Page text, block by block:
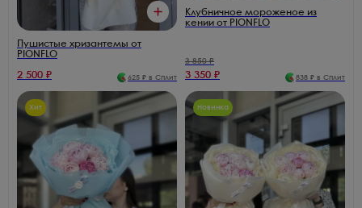
Пушистые хризантемы от
PIONFLO
2 500 ₽ 625 ₽ в Сплит
Клубничное мороженое из
кении от PIONFLO
3 850₽
3 350 ₽ 838 ₽ в Сплит
Хит Новинка